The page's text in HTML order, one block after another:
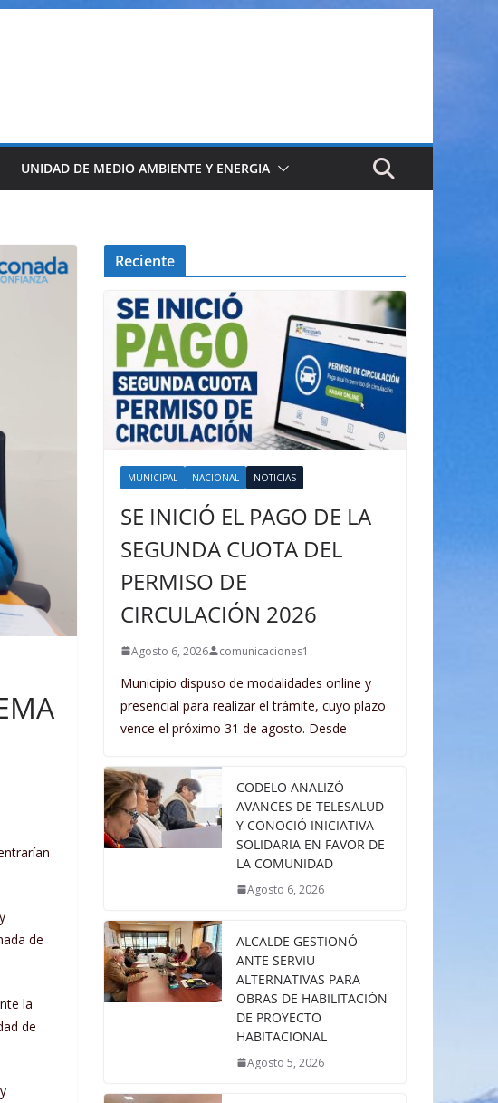
UNIDAD DE MEDIO AMBIENTE Y ENERGIA
de
la
de
Reciente
MUNICIPAL NACIONAL NOTICIAS
SE INICIÓ EL PAGO DE LA
SEGUNDA CUOTA DEL
PERMISO DE
CIRCULACIÓN 2026
Agosto 6, 2026 comunicaciones1
Municipio dispuso de modalidades online y
presencial para realizar el trámite, cuyo plazo
vence el próximo 31 de agosto. Desde
CODELO ANALIZÓ
AVANCES DE TELESALUD
Y CONOCIÓ INICIATIVA
SOLIDARIA EN FAVOR DE
LA COMUNIDAD
Agosto 6, 2026
ALCALDE GESTIONÓ
ANTE SERVIU
ALTERNATIVAS PARA
OBRAS DE HABILITACIÓN
DE PROYECTO
HABITACIONAL
Agosto 5, 2026